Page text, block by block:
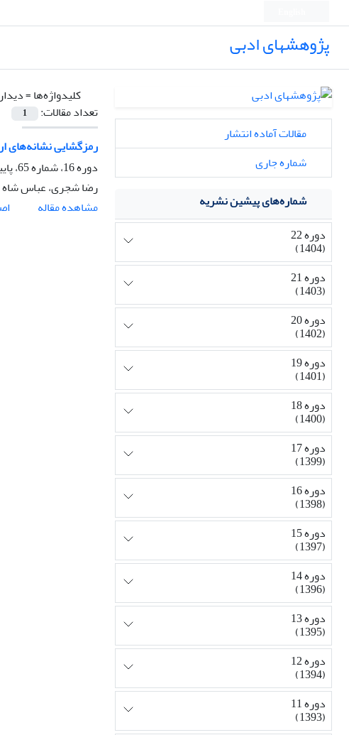
پژوهشهای ادبی
کلیدواژه‌ها =
تعداد مقالات:
1
رمزگشایی نشانه‌های
دوره 16، شماره 65، پاییز 1398، صفحه
رضا شجری، عباس
مشاهده مقاله
مقالات آماده انتشار
شماره جاری
شماره‌های پیشین نشریه
دوره 22
(1404)
دوره 21
(1403)
دوره 20
(1402)
دوره 19
(1401)
دوره 18
(1400)
دوره 17
(1399)
دوره 16
(1398)
دوره 15
(1397)
دوره 14
(1396)
دوره 13
(1395)
دوره 12
(1394)
دوره 11
(1393)